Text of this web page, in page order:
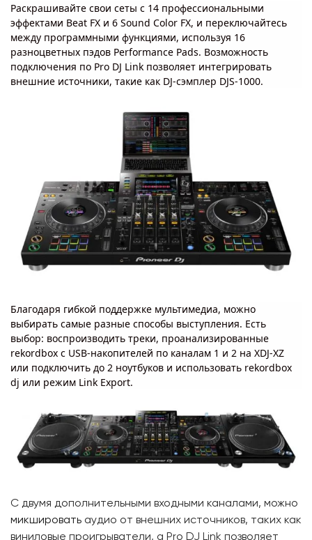
Раскрашивайте свои сеты с 14 профессиональными
эффектами Beat FX и 6 Sound Color FX, и переключайтесь
между программными функциями, используя 16
разноцветных пэдов Performance Pads. Возможность
подключения по Pro DJ Link позволяет интегрировать
внешние источники, такие как DJ-сэмплер DJS-1000.
Благодаря гибкой поддержке мультимедиа, можно
выбирать самые разные способы выступления. Есть
выбор: воспроизводить треки, проанализированные
rekordbox с USB-накопителей по каналам 1 и 2 на XDJ-XZ
или подключить до 2 ноутбуков и использовать rekordbox
dj или режим Link Export.
С двумя дополнительными входными каналами, можно
микшировать аудио от внешних источников, таких как
виниловые проигрыватели, а Pro DJ Link позволяет